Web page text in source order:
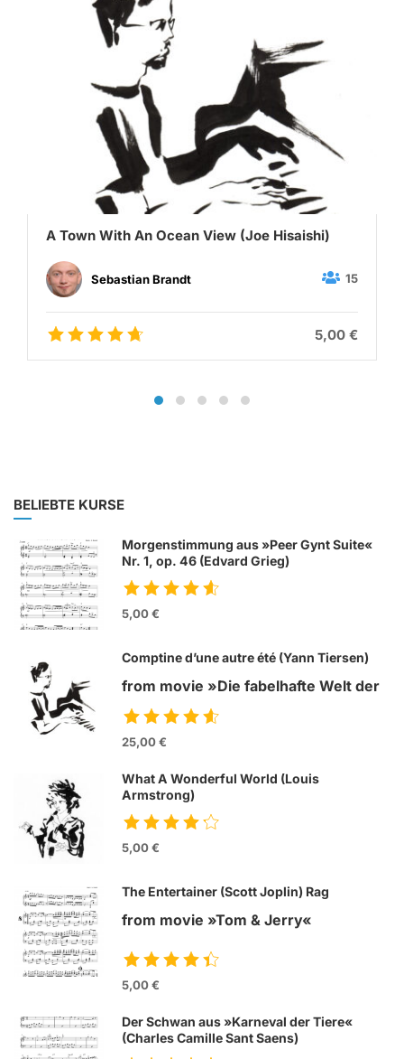
A Town With An Ocean View (Joe Hisaishi)
Sebastian Brandt 15
5,00 €
BELIEBTE KURSE
Morgenstimmung aus »Peer Gynt Suite«
Nr. 1, op. 46 (Edvard Grieg)
5,00 €
Comptine d’une autre été (Yann Tiersen)
from movie »Die fabelhafte Welt der
Amelie«
25,00 €
What A Wonderful World (Louis
Armstrong)
5,00 €
The Entertainer (Scott Joplin) Rag
from movie »Tom & Jerry«
5,00 €
Der Schwan aus »Karneval der Tiere«
(Charles Camille Sant Saens)